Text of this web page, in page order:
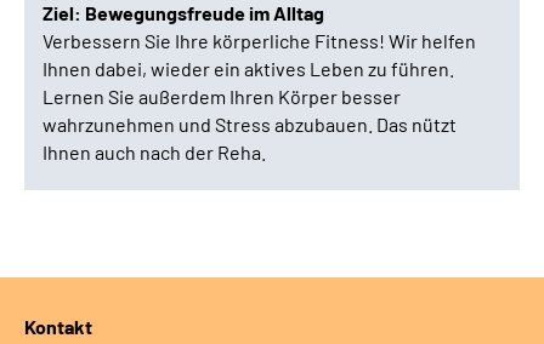
Ziel: Bewegungsfreude im Alltag
Verbessern Sie Ihre körperliche Fitness! Wir helfen
Ihnen dabei, wieder ein aktives Leben zu führen.
Lernen Sie außerdem Ihren Körper besser
wahrzunehmen und Stress abzubauen. Das nützt
Ihnen auch nach der Reha.
Kontakt